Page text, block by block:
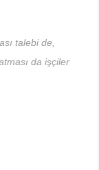
talebi de,
da işçiler